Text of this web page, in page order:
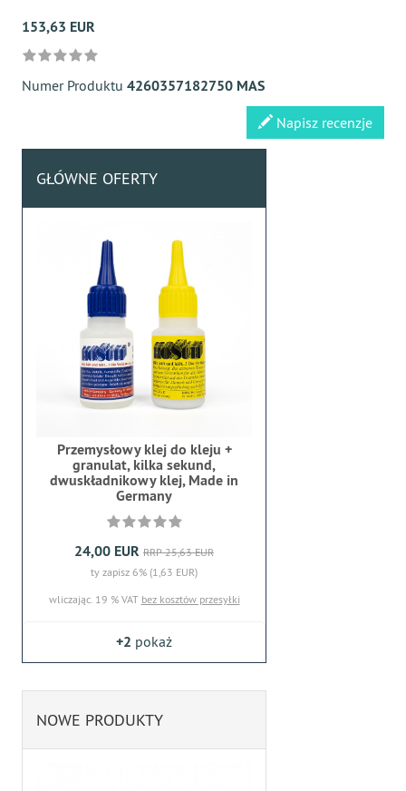
153,63 EUR
Numer Produktu 4260357182750 MAS
Napisz recenzje
GŁÓWNE OFERTY
Przemysłowy klej do kleju +
granulat, kilka sekund,
dwuskładnikowy klej, Made in
Germany
24,00 EUR RRP 25,63 EUR
ty zapisz 6% (1,63 EUR)
wliczając. 19 % VAT bez kosztów przesyłki
+2 pokaż
NOWE PRODUKTY